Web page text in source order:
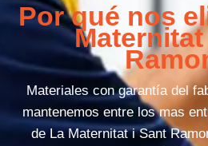
Por qué nos
Materiales con garantía del
mantenemos entre los mas
de La Maternitat i Sant